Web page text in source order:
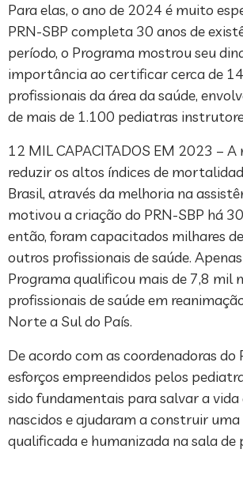
Para elas, o ano de 2024 é muito
PRN-SBP completa 30 anos de
período, o Programa mostrou seu
importância ao certificar cerca de
profissionais da área da saúde,
de mais de 1.100 pediatras
12 MIL CAPACITADOS EM 2023 – A
reduzir os altos índices de
Brasil, através da melhoria na
motivou a criação do PRN-SBP há
então, foram capacitados milhares
outros profissionais de saúde.
Programa qualificou mais de 7,8 mil
profissionais de saúde em
Norte a Sul do País.
De acordo com as coordenadoras do
esforços empreendidos pelos
sido fundamentais para salvar a vida
nascidos e ajudaram a construir
qualificada e humanizada na sala de